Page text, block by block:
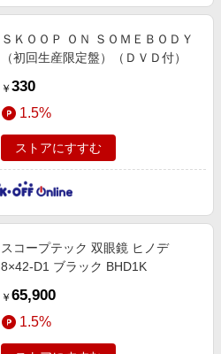
ＳＫＯＯＰ ＯＮ ＳＯＭＥＢＯＤＹ
（初回生産限定盤）（ＤＶＤ付）
￥ 330
1.5%
ストアにすすむ
スコープテック 双眼鏡 ヒノデ
8×42-D1 ブラック BHD1K
￥ 65,900
1.5%